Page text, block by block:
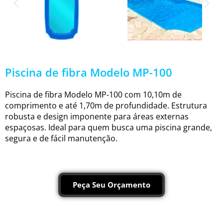
Piscina de fibra Modelo MP-100
Piscina de fibra Modelo MP-100 com 10,10m de
comprimento e até 1,70m de profundidade. Estrutura
robusta e design imponente para áreas externas
espaçosas. Ideal para quem busca uma piscina grande,
segura e de fácil manutenção.
Peça Seu Orçamento